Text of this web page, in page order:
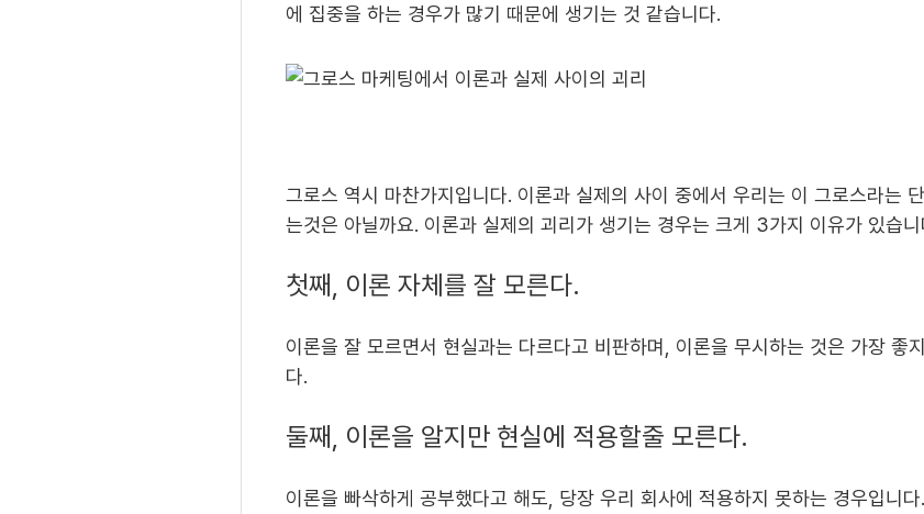
에 집중을 하는 경우가 많기 때문에 생기는 것 같습니다.
그로스 역시 마찬가지입니다. 이론과 실제의 사이 중에서 우리는 이 그로스라는
는것은 아닐까요. 이론과 실제의 괴리가 생기는 경우는 크게 3가지 이유가 있습니
첫째, 이론 자체를 잘 모른다.
이론을 잘 모르면서 현실과는 다르다고 비판하며, 이론을 무시하는 것은 가장 좋
다.
둘째, 이론을 알지만 현실에 적용할줄 모른다.
이론을 빠삭하게 공부했다고 해도, 당장 우리 회사에 적용하지 못하는 경우입니